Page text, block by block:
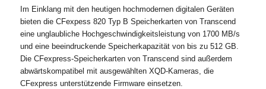
Im Einklang mit den heutigen hochmodernen digitalen Geräten
bieten die CFexpess 820 Typ B Speicherkarten von Transcend
eine unglaubliche Hochgeschwindigkeitsleistung von 1700 MB/s
und eine beeindruckende Speicherkapazität von bis zu 512 GB.
Die CFexpress-Speicherkarten von Transcend sind außerdem
abwärtskompatibel mit ausgewählten XQD-Kameras, die
CFexpress unterstützende Firmware einsetzen.